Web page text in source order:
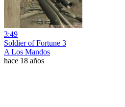
3:49
Soldier of Fortune 3
A Los Mandos
hace 18 años